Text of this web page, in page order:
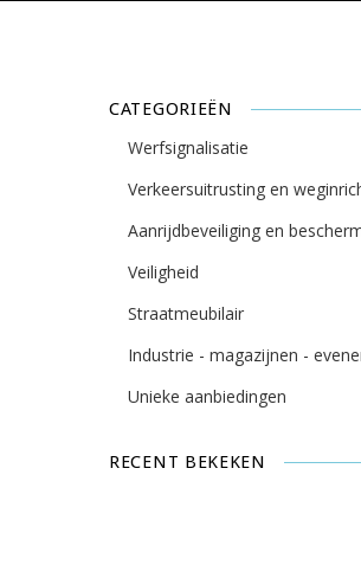
CATEGORIEËN
Werfsignalisatie
Verkeersuitrusting en
Aanrijdbeveiliging en
Veiligheid
Straatmeubilair
Industrie - magazijnen -
Unieke aanbiedingen
RECENT BEKEKEN